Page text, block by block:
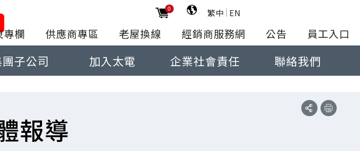
0 繁中 EN
專欄 供應商專區 老屋換線 經銷商服務網 公告 員工入口
子公司 加入太電 企業社會責任 聯絡我們
報導